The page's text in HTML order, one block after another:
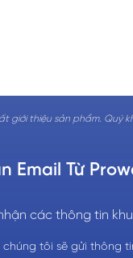
giới thiệu sản phẩm. Quý
Email Từ
các thông tin
tôi sẽ gửi thông